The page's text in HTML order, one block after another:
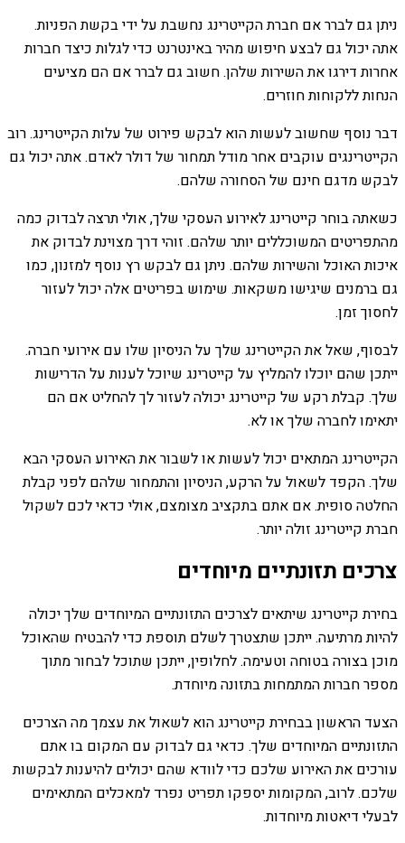
ניתן גם לברר אם חברת הקייטרינג נחשבת על ידי בקשת הפניות.
אתה יכול גם לבצע חיפוש מהיר באינטרנט כדי לגלות כיצד חברות
אחרות דירגו את השירות שלהן. חשוב גם לברר אם הם מציעים
הנחות ללקוחות חוזרים.
דבר נוסף שחשוב לעשות הוא לבקש פירוט של עלות הקייטרינג. רוב
הקייטרינגים עוקבים אחר מודל תמחור של דולר לאדם. אתה יכול גם
לבקש מדגם חינם של הסחורה שלהם.
כשאתה בוחר קייטרינג לאירוע העסקי שלך, אולי תרצה לבדוק כמה
מהתפריטים המשוכללים יותר שלהם. זוהי דרך מצוינת לבדוק את
איכות האוכל והשירות שלהם. ניתן גם לבקש רץ נוסף למזנון, כמו
גם ברמנים שיגישו משקאות. שימוש בפריטים אלה יכול לעזור
לחסוך זמן.
לבסוף, שאל את הקייטרינג שלך על הניסיון שלו עם אירועי חברה.
ייתכן שהם יוכלו להמליץ ​​על קייטרינג שיוכל לענות על הדרישות
שלך. קבלת רקע של קייטרינג יכולה לעזור לך להחליט אם הם
יתאימו לחברה שלך או לא.
הקייטרינג המתאים יכול לעשות או לשבור את האירוע העסקי הבא
שלך. הקפד לשאול על הרקע, הניסיון והתמחור שלהם לפני קבלת
החלטה סופית. אם אתם בתקציב מצומצם, אולי כדאי לכם לשקול
חברת קייטרינג זולה יותר.
צרכים תזונתיים מיוחדים
בחירת קייטרינג שיתאים לצרכים התזונתיים המיוחדים שלך יכולה
להיות מרתיעה. ייתכן שתצטרך לשלם תוספת כדי להבטיח שהאוכל
מוכן בצורה בטוחה וטעימה. לחלופין, ייתכן שתוכל לבחור מתוך
מספר חברות המתמחות בתזונה מיוחדת.
הצעד הראשון בבחירת קייטרינג הוא לשאול את עצמך מה הצרכים
התזונתיים המיוחדים שלך. כדאי גם לבדוק עם המקום בו אתם
עורכים את האירוע שלכם כדי לוודא שהם יכולים להיענות לבקשות
שלכם. לרוב, המקומות יספקו תפריט נפרד למאכלים המתאימים
לבעלי דיאטות מיוחדות.